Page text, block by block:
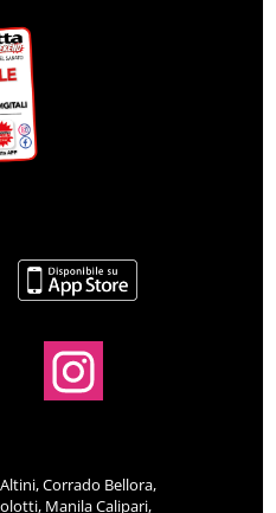
Corrado Bellora,
Manila Calipari,